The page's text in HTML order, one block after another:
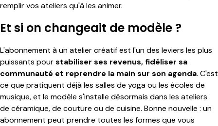
remplir vos ateliers qu'à les animer.
Et si on changeait de modèle ?
L'abonnement à un atelier créatif est l'un des leviers les plus
puissants pourstabiliser ses revenus, fidéliser sa
communauté et reprendre la main sur son agenda. C'est
ce que pratiquent déjà les salles de yoga ou les écoles de
musique, et le modèle s'installe désormais dans les ateliers
de céramique, de couture ou de cuisine. Bonne nouvelle : un
abonnement peut prendre toutes les formes que vous